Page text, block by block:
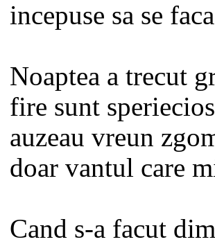
incepuse sa se
Noaptea a trecut
fire sunt
auzeau vreun
doar vantul care
Cand s-a facut